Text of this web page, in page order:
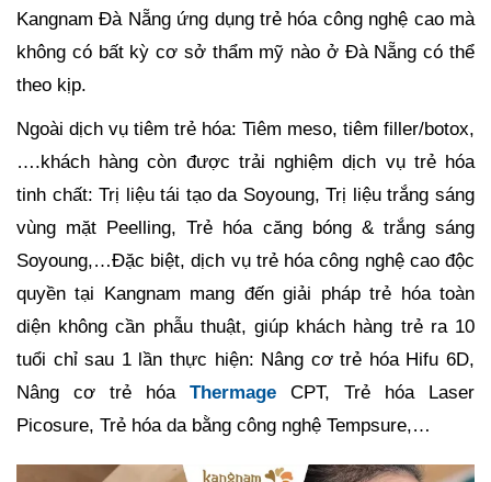
Kangnam Đà Nẵng ứng dụng trẻ hóa công nghệ cao mà
không có bất kỳ cơ sở thẩm mỹ nào ở Đà Nẵng có thể
theo kịp.
Ngoài dịch vụ tiêm trẻ hóa: Tiêm meso, tiêm filler/botox,
….khách hàng còn được trải nghiệm dịch vụ trẻ hóa
tinh chất: Trị liệu tái tạo da Soyoung, Trị liệu trắng sáng
vùng mặt Peelling, Trẻ hóa căng bóng & trắng sáng
Soyoung,…Đặc biệt, dịch vụ trẻ hóa công nghệ cao độc
quyền tại Kangnam mang đến giải pháp trẻ hóa toàn
diện không cần phẫu thuật, giúp khách hàng trẻ ra 10
tuổi chỉ sau 1 lần thực hiện: Nâng cơ trẻ hóa Hifu 6D,
Nâng cơ trẻ hóa Thermage CPT, Trẻ hóa Laser
Picosure, Trẻ hóa da bằng công nghệ Tempsure,…